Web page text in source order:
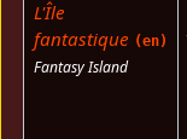
L'Île
fantastique (en)
Fantasy Island